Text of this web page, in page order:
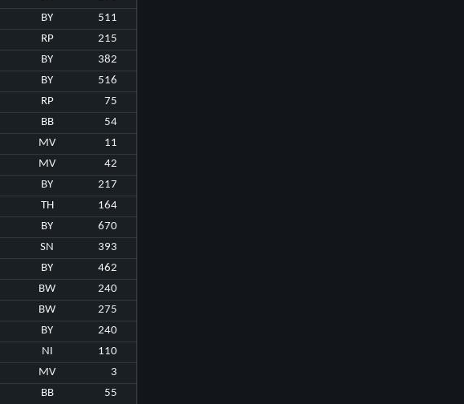
BY
511
RP
215
BY
382
BY
516
RP
75
BB
54
MV
11
MV
42
BY
217
TH
164
BY
670
SN
393
BY
462
BW
240
BW
275
BY
240
NI
110
MV
3
BB 55